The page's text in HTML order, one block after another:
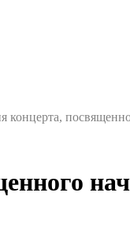
концерта,